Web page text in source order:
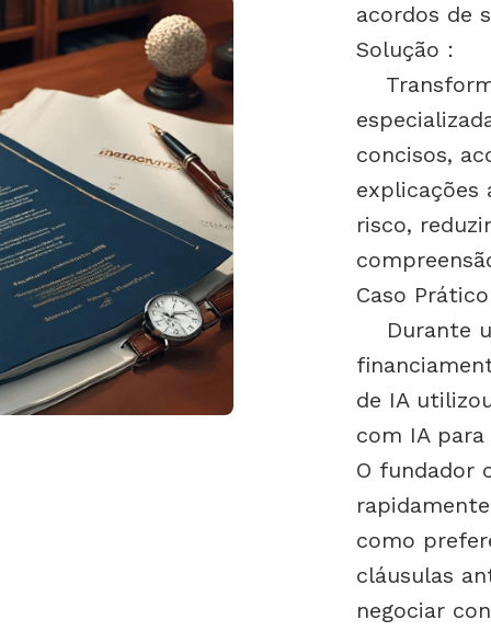
acordos de
Solução ：
concisos,
explicações
risco,
Caso Prático
Durante
de IA
com IA
O fundador
como
cláusulas
negociar